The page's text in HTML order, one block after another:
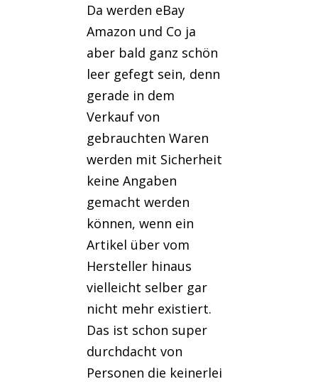
Da werden eBay
Amazon und Co ja
aber bald ganz schön
leer gefegt sein, denn
gerade in dem
Verkauf von
gebrauchten Waren
werden mit Sicherheit
keine Angaben
gemacht werden
können, wenn ein
Artikel über vom
Hersteller hinaus
vielleicht selber gar
nicht mehr existiert.
Das ist schon super
durchdacht von
Personen die keinerlei